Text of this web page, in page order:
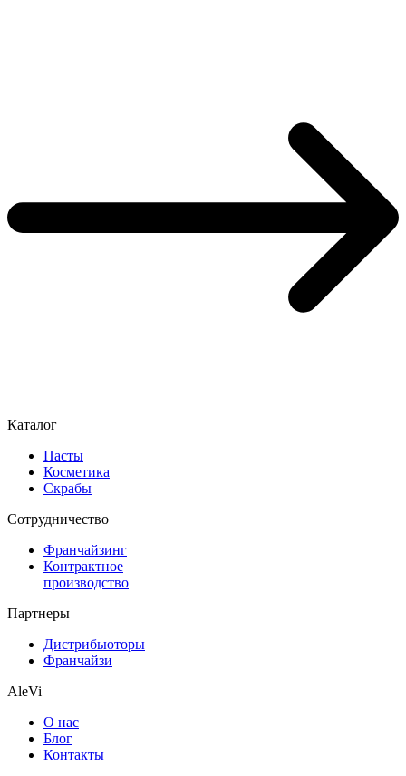
Каталог
Пасты
Косметика
Скрабы
Cотрудничество
Франчайзинг
Контрактное
производство
Партнеры
Дистрибьюторы
Франчайзи
AleVi
О нас
Блог
Контакты